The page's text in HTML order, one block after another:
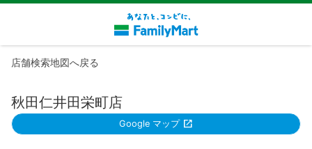
店舗検索地図へ戻る
秋田仁井田栄町店
Google マップ